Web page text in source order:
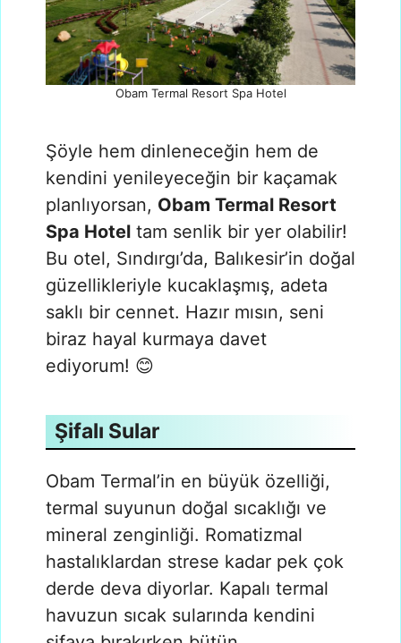
Obam Termal Resort Spa Hotel
Şöyle hem dinleneceğin hem de
kendini yenileyeceğin bir kaçamak
planlıyorsan, Obam Termal Resort
Spa Hotel tam senlik bir yer olabilir!
Bu otel, Sındırgı’da, Balıkesir’in doğal
güzellikleriyle kucaklaşmış, adeta
saklı bir cennet. Hazır mısın, seni
biraz hayal kurmaya davet
ediyorum! 😊
Şifalı Sular
Obam Termal’in en büyük özelliği,
termal suyunun doğal sıcaklığı ve
mineral zenginliği. Romatizmal
hastalıklardan strese kadar pek çok
derde deva diyorlar. Kapalı termal
havuzun sıcak sularında kendini